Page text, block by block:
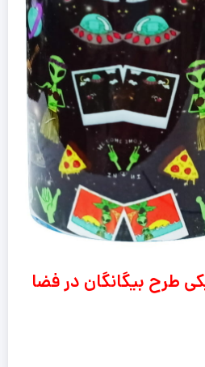
طرح بیگانگان در فضا